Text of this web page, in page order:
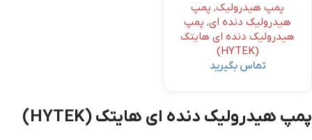
پمپ هیدرولیک, پمپ
هیدرولیک دنده ای, پمپ
هیدرولیک دنده ای هایتک
(HYTEK)
تماس بگیرید
پمپ هیدرولیک دنده ای هایتک (HYTEK)